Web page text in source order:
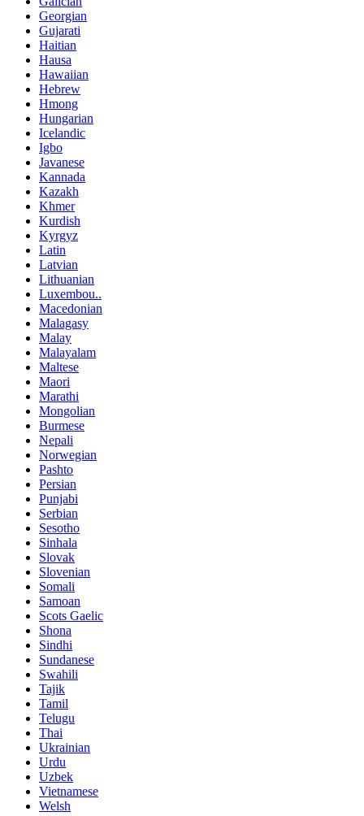
Georgian
Gujarati
Haitian
Hausa
Hawaiian
Hebrew
Hmong
Hungarian
Icelandic
Igbo
Javanese
Kannada
Kazakh
Khmer
Kurdish
Kyrgyz
Latin
Latvian
Lithuanian
Luxembou..
Macedonian
Malagasy
Malay
Malayalam
Maltese
Maori
Marathi
Mongolian
Burmese
Nepali
Norwegian
Pashto
Persian
Punjabi
Serbian
Sesotho
Sinhala
Slovak
Slovenian
Somali
Samoan
Scots Gaelic
Shona
Sindhi
Sundanese
Swahili
Tajik
Tamil
Telugu
Thai
Ukrainian
Urdu
Uzbek
Vietnamese
Welsh